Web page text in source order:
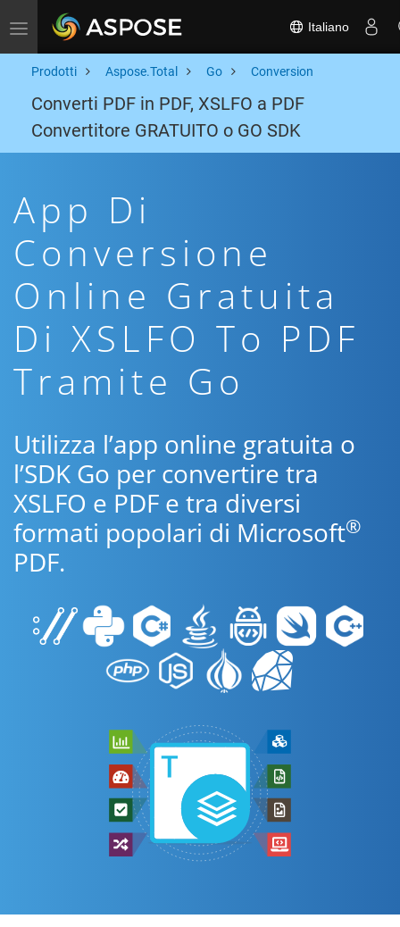
Toggle navigation Italiano
Prodotti Aspose.Total Go Conversion
Converti PDF in PDF, XSLFO a PDF
Convertitore GRATUITO o GO SDK
App Di
Conversione
Online Gratuita
Di XSLFO To PDF
Tramite Go
Utilizza l’app online gratuita o
l’SDK Go per convertire tra
XSLFO e PDF e tra diversi
formati popolari di Microsoft®
PDF.